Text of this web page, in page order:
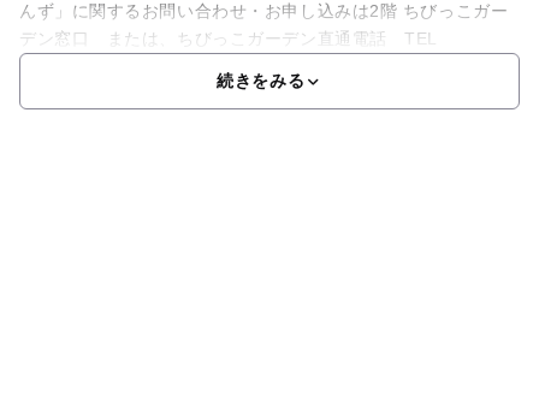
んず」に関するお問い合わせ・お申し込みは2階 ちびっこガー
デン窓口 または、ちびっこガーデン直通電話 TEL
続きをみる